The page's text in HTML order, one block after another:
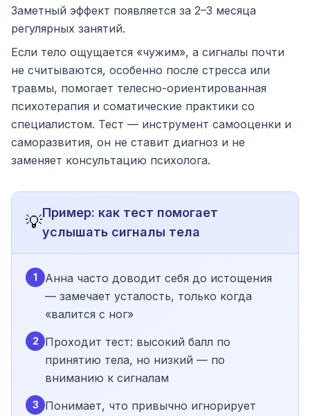
Заметный эффект появляется за 2–3 месяца
регулярных занятий.
Если тело ощущается «чужим», а сигналы почти
не считываются, особенно после стресса или
травмы, помогает телесно-ориентированная
психотерапия и соматические практики со
специалистом. Тест — инструмент самооценки и
саморазвития, он не ставит диагноз и не
заменяет консультацию психолога.
💡Пример: как тест помогает
услышать сигналы тела
1
Анна часто доводит себя до истощения
— замечает усталость, только когда
«валится с ног»
2
Проходит тест: высокий балл по
принятию тела, но низкий — по
вниманию к сигналам
3 Понимает, что привычно игнорирует